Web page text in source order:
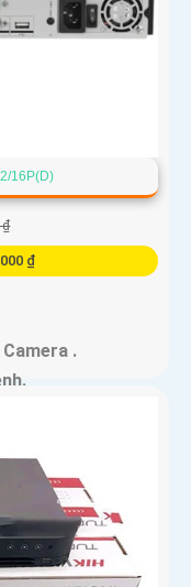
16P(D)
₫
₫
.